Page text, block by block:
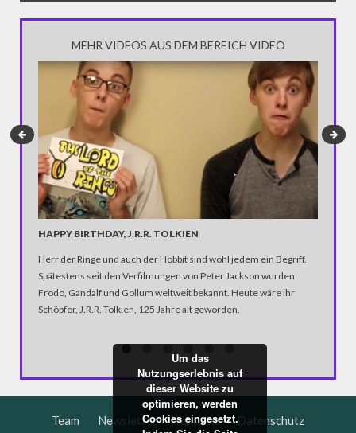
MEHR VIDEOS AUS DEM BEREICH VIDEO
HAPPY BIRTHDAY, J.R.R. TOLKIEN
Herr der Ringe und auch der Hobbit sind wohl jedem ein Begriff.
Spätestens seit den Verfilmungen von Peter Jackson wurden
Frodo, Gandalf und Gollum weltweit bekannt. Heute wäre ihr
Schöpfer, J.R.R. Tolkien, 125 Jahre alt geworden.
Team Newsletter Kontakt
Datenschutz
Um das
Nutzungserlebnis auf
dieser Website zu
optimieren, werden
Cookies eingesetzt.